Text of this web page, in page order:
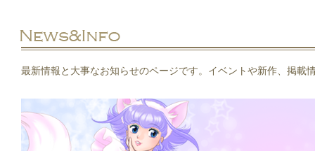
最新情報と大事なお知らせのページです。イベントや新作、掲載